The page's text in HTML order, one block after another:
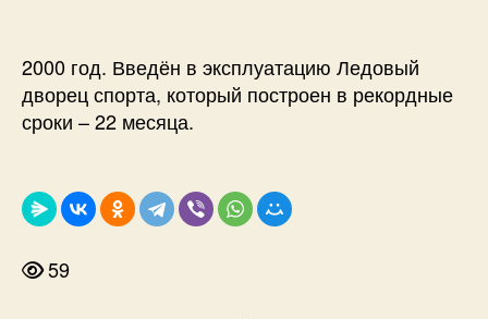
2000 год. Введён в эксплуатацию Ледовый
дворец спорта, который построен в рекордные
сроки – 22 месяца.
59